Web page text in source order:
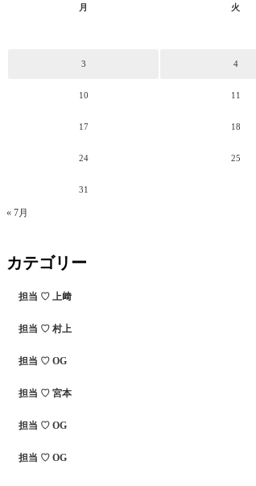
月 火
3 4
10 11
17 18
24 25
31
« 7月
カテゴリー
担当 ♡ 上﨑
担当 ♡ 村上
担当 ♡ OG
担当 ♡ 宮本
担当 ♡ OG
担当 ♡ OG